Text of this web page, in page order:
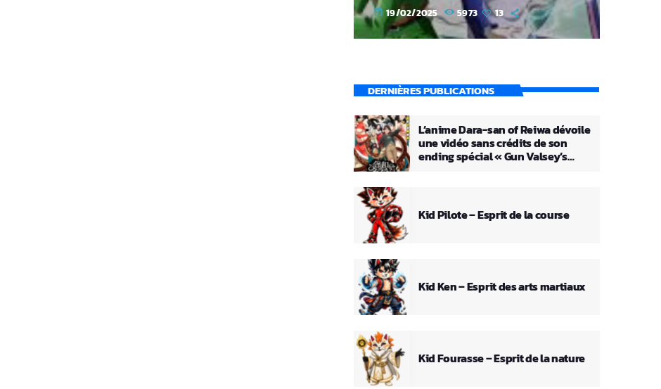
today 19/02/2025 5973 13
DERNIÈRES PUBLICATIONS
L’anime Dara-san of Reiwa dévoile
une vidéo sans crédits de son
ending spécial « Gun Valsey’s
Kid Pilote – Esprit de la course
Kid Ken – Esprit des arts martiaux
Kid Fourasse – Esprit de la nature